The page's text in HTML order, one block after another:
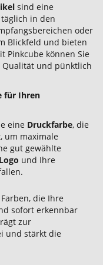
sind eine
in den
oder
Blickfeld und bieten
Pinkcube können Sie
Qualität und pünktlich
für Ihren
eine Druckfarbe, die
um maximale
gut gewählte
Logo und Ihre
die Ihre
sofort erkennbar
zur
und stärkt die